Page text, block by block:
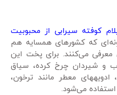
کوفته سیرابی از محبوبیت
که کشورهای همسایه هم
معرفی می‌کنند. برای پخت این
و شیردان چرخ کرده، سیاق
ایلامی، پیاز، تخم‌مرغ، آرد، ادویه‎های معطر مانند ترخون،
استفاده می‌شود.